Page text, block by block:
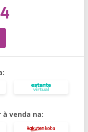
venda na: